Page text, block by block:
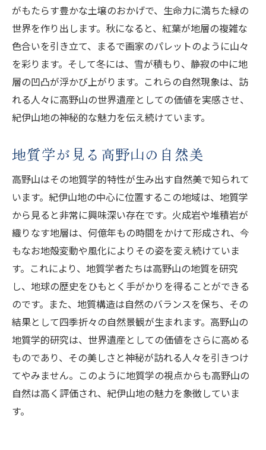
がもたらす豊かな土壌のおかげで、生命力に満ちた緑の
世界を作り出します。秋になると、紅葉が地層の複雑な
色合いを引き立て、まるで画家のパレットのように山々
を彩ります。そして冬には、雪が積もり、静寂の中に地
層の凹凸が浮かび上がります。これらの自然現象は、訪
れる人々に高野山の世界遺産としての価値を実感させ、
紀伊山地の神秘的な魅力を伝え続けています。
地質学が見る高野山の自然美
高野山はその地質学的特性が生み出す自然美で知られて
います。紀伊山地の中心に位置するこの地域は、地質学
から見ると非常に興味深い存在です。火成岩や堆積岩が
織りなす地層は、何億年もの時間をかけて形成され、今
もなお地殻変動や風化によりその姿を変え続けていま
す。これにより、地質学者たちは高野山の地質を研究
し、地球の歴史をひもとく手がかりを得ることができる
のです。また、地質構造は自然のバランスを保ち、その
結果として四季折々の自然景観が生まれます。高野山の
地質学的研究は、世界遺産としての価値をさらに高める
ものであり、その美しさと神秘が訪れる人々を引きつけ
てやみません。このように地質学の視点からも高野山の
自然は高く評価され、紀伊山地の魅力を象徴していま
す。